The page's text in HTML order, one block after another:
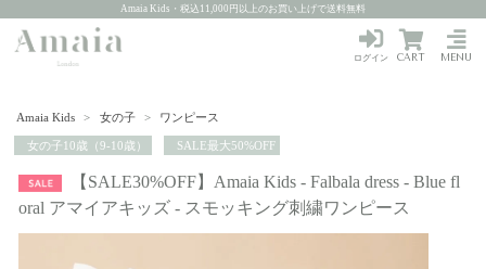
Amaia Kids・税込11,000円以上のお買い上げで送料無料
MENU
ログイン CART
Amaia Kids > 女の子 > ワンピース
女の子10歳（9-10歳） SALE最大50%OFF
【SALE30%OFF】Amaia Kids - Falbala dress - Blue fl
oral アマイアキッズ - スモッキング刺繍ワンピース